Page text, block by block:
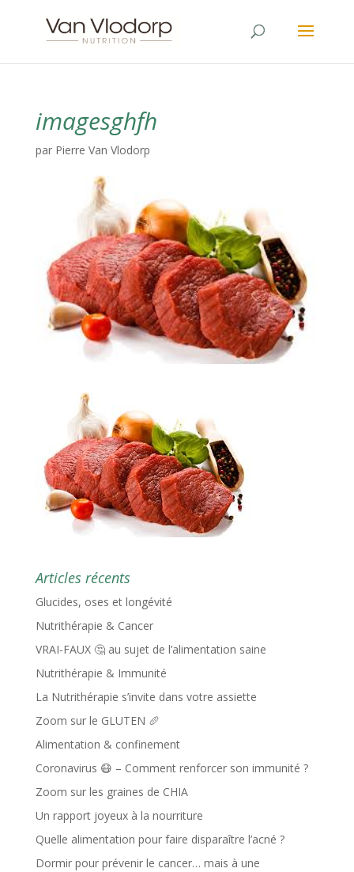
imagesghfh
par Pierre Van Vlodorp
Articles récents
Glucides, oses et longévité
Nutrithérapie & Cancer
VRAI-FAUX 🤔 au sujet de l’alimentation saine
Nutrithérapie & Immunité
La Nutrithérapie s’invite dans votre assiette
Zoom sur le GLUTEN 🥖
Alimentation & confinement
Coronavirus 😷 – Comment renforcer son immunité ?
Zoom sur les graines de CHIA
Un rapport joyeux à la nourriture
Quelle alimentation pour faire disparaître l’acné ?
Dormir pour prévenir le cancer… mais à une